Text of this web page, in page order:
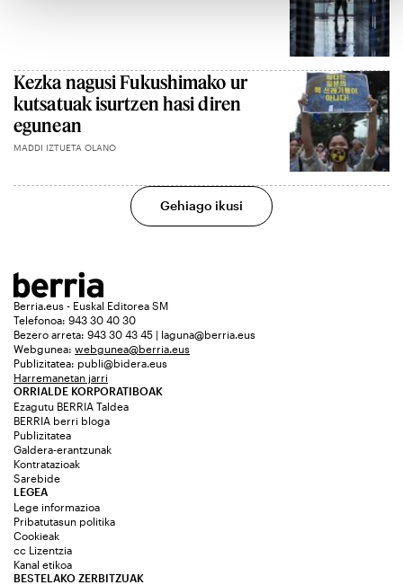
Kezka nagusi Fukushimako ur
kutsatuak isurtzen hasi diren
egunean
MADDI IZTUETA OLANO
Gehiago ikusi
Berria.eus - Euskal Editorea SM
Telefonoa: 943 30 40 30
Bezero arreta: 943 30 43 45 | laguna@berria.eus
Webgunea: webgunea@berria.eus
Publizitatea: publi@bidera.eus
Harremanetan jarri
ORRIALDE KORPORATIBOAK
Ezagutu BERRIA Taldea
BERRIA berri bloga
Publizitatea
Galdera-erantzunak
Kontratazioak
Sarebide
LEGEA
Lege informazioa
Pribatutasun politika
Cookieak
cc Lizentzia
Kanal etikoa
BESTELAKO ZERBITZUAK